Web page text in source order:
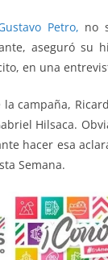
Petro, no
aseguró su
en una
campaña,
Hilsaca.
hacer esa
Semana.